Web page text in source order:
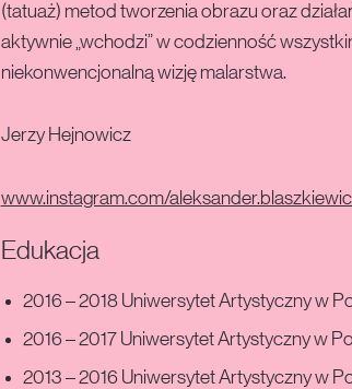
(tatuaż) metod tworzenia obrazu oraz
aktywnie „wchodzi” w codzienność
niekonwencjonalną wizję malarstwa.
Jerzy Hejnowicz
www.instagram.com/
Edukacja
2016 – 2018 Uniwersytet Artystyczny w
2016 – 2017 Uniwersytet Artystyczny w
2013 – 2016 Uniwersytet Artystyczny w